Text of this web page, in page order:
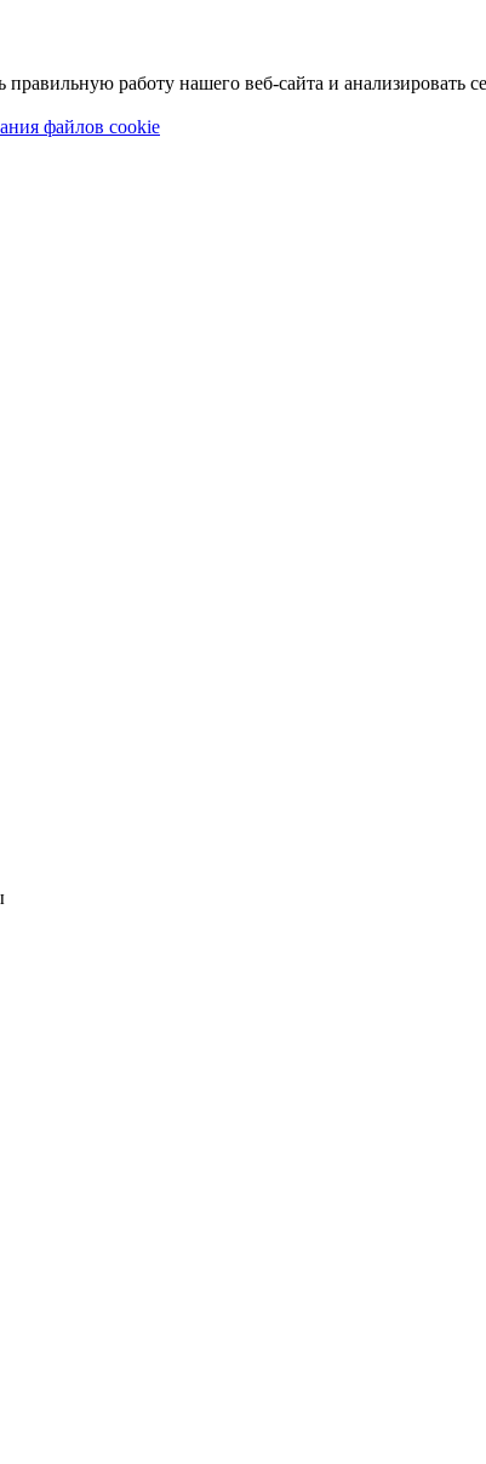
работу нашего веб-сайта и анализировать
файлов cookie